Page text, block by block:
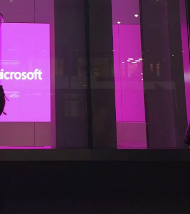
BMW BIZNIS LIGA
BIZLIFE WEEK
IZJAVA GODINE
IZJAVA GODINE